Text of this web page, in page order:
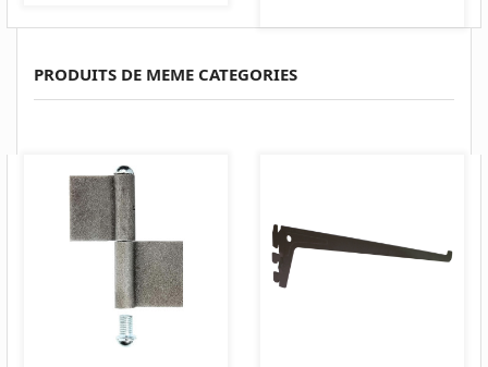
PRODUITS DE MEME CATEGORIES